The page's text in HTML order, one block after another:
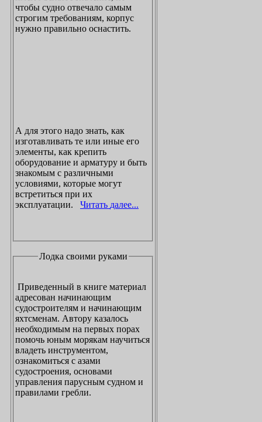
чтобы судно отвечало самым
строгим требованиям, корпус
нужно правильно оснастить.
А для этого надо знать, как
изготавливать те или иные его
элементы, как крепить
оборудование и арматуру и быть
знакомым с различными
условиями, которые могут
встретиться при их
эксплуатации.
Читать далее...
Лодка своими руками
Приведенный в книге материал
адресован начинающим
судостроителям и начинающим
яхтсменам. Автору казалось
необходимым на первых порах
помочь юным морякам научиться
владеть инструментом,
ознакомиться с азами
судостроения, основами
управления парусным судном и
правилами гребли.